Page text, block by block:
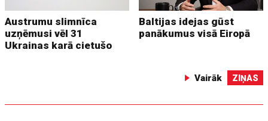
Austrumu slimnīca
uzņēmusi vēl 31
Ukrainas karā cietušo
Baltijas idejas gūst
panākumus visā Eiropā
Vairāk ZIŅAS